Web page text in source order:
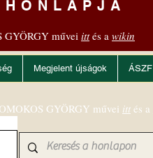
GYÖRGY művei ittés a wikin
Megjelent újságok ÁSZF
GYÖRGY művei itt és a